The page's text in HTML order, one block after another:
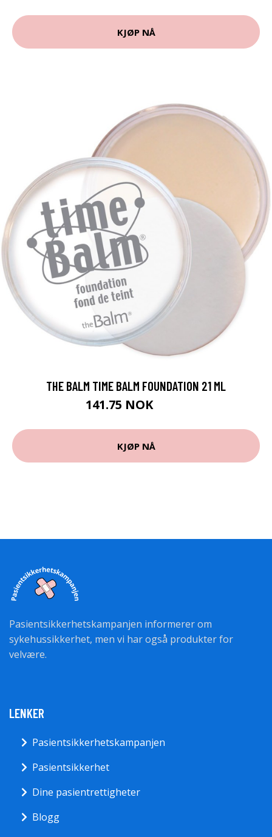
KJØP NÅ
THE BALM TIME BALM FOUNDATION 21 ML
141.75 NOK
KJØP NÅ
Pasientsikkerhetskampanjen informerer om
sykehussikkerhet, men vi har også produkter for
velvære.
LENKER
Pasientsikkerhetskampanjen
Pasientsikkerhet
Dine pasientrettigheter
Blogg